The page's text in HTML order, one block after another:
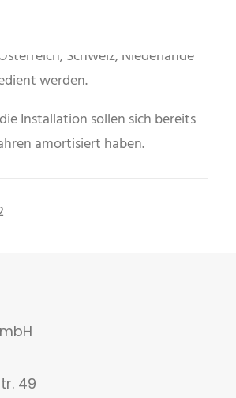
dreier
Sprachen fünf Märkte
Schweiz, Niederlande
werden.
Installation sollen sich bereits
amortisiert haben.
49